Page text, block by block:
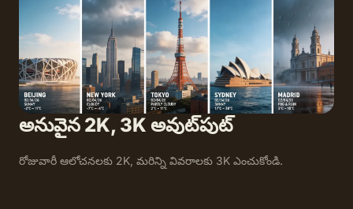
అనువైన 2K, 3K అవుట్‌పుట్
రోజువారీ ఆలోచనలకు 2K, మరిన్ని వివరాలకు 3K ఎంచుకోండి.